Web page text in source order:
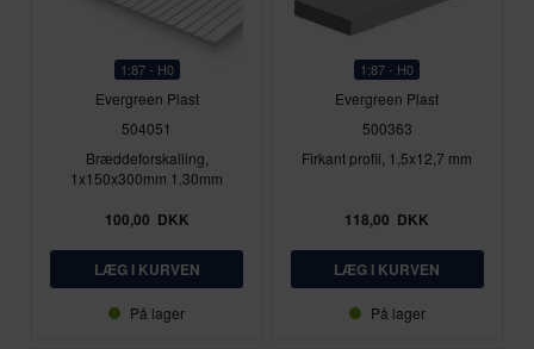
1:87 - H0
Evergreen Plast
504051
Bræddeforskalling,
1x150x300mm 1.30mm
100,00 DKK
På lager
1:87 - H0
Evergreen Plast
500363
Firkant profil, 1,5x12,7 mm
118,00 DKK
På lager